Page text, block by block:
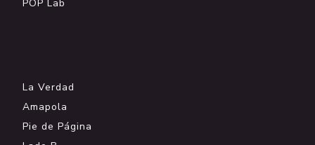
POP Lab
La Verdad
Amapola
Pie de Página